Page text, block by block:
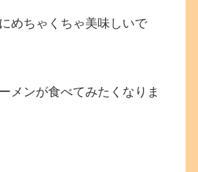
めちゃくちゃ美味しいで
メンが食べてみたくなりま